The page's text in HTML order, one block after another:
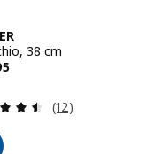
stelle. Totale
38 cm
€ 8,95
Recensione:
(12)